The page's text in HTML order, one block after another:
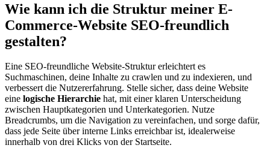
Wie kann ich die Struktur meiner E-
Commerce-Website SEO-freundlich
gestalten?
Eine SEO-freundliche Website-Struktur erleichtert es
Suchmaschinen, deine Inhalte zu crawlen und zu indexieren, und
verbessert die Nutzererfahrung. Stelle sicher, dass deine Website
eine logische Hierarchie hat, mit einer klaren Unterscheidung
zwischen Hauptkategorien und Unterkategorien. Nutze
Breadcrumbs, um die Navigation zu vereinfachen, und sorge dafür,
dass jede Seite über interne Links erreichbar ist, idealerweise
innerhalb von drei Klicks von der Startseite.